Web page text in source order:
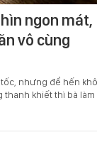
ngon
vô cùng
nhưng để hến
khiết thì bà